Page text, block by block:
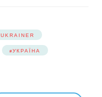
UKRAINER
УКРАЇНА